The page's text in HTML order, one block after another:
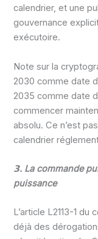
calendrier, et une
gouvernance
exécutoire.
Note sur la
2030 comme date
2035 comme date
commencer
absolu. Ce n’est
calendrier
𝟯. La commande
puissance
L’article L2113-1
déjà des